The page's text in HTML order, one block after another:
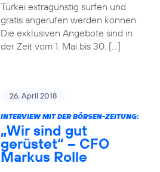
Türkei extragünstig surfen und
gratis angerufen werden können.
Die exklusiven Angebote sind in
der Zeit vom 1. Mai bis 30. […]
26. April 2018
INTERVIEW MIT DER BÖRSEN-ZEITUNG:
„Wir sind gut
gerüstet“ – CFO
Markus Rolle